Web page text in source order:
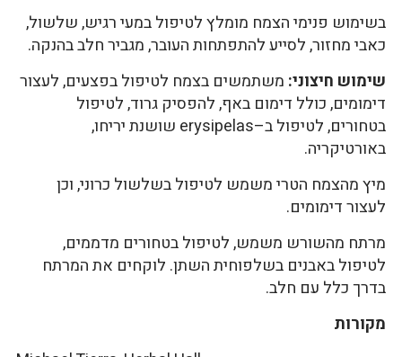
בשימוש פנימי הצמח מומלץ לטיפול במעי רגיש, שלשול,
כאבי מחזור, לסייע להתפתחות העובר, מגביר חלב בהנקה.
שימוש חיצוני: משתמשים בצמח לטיפול בפצעים, לעצור
דימומים, כולל דימום באף, להפסיק גרוד, לטיפול
בטחורים, לטיפול ב–erysipelas שושנת יריחו,
באורטיקריה.
מיץ מהצמח הטרי משמש לטיפול בשלשול כרוני, וכן
לעצור דימומים.
מרתח מהשורש משמש, לטיפול בטחורים מדממים,
לטיפול באבנים בשלפוחית השתן. לוקחים את המרתח
בדרך כלל עם חלב.
מקורות